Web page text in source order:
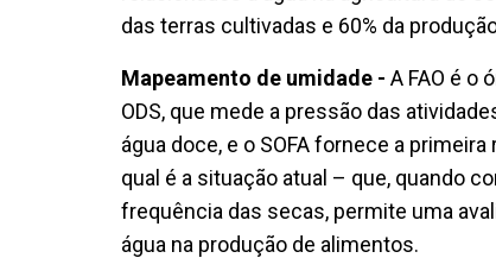
das terras cultivadas e 60% da
Mapeamento de umidade - A FAO é o
ODS, que mede a pressão das
água doce, e o SOFA fornece a
qual é a situação atual – que, quando
frequência das secas, permite uma
água na produção de alimentos.